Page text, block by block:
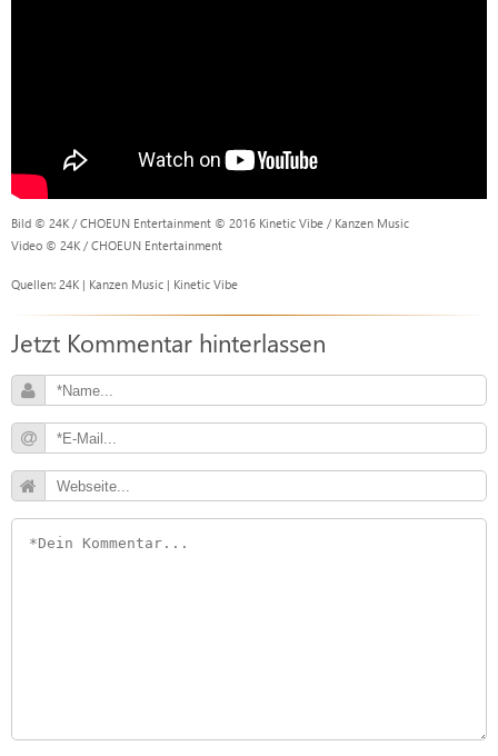
Bild © 24K / CHOEUN Entertainment © 2016 Kinetic Vibe / Kanzen Music
Video © 24K / CHOEUN Entertainment
Quellen: 24K | Kanzen Music | Kinetic Vibe
Jetzt Kommentar hinterlassen